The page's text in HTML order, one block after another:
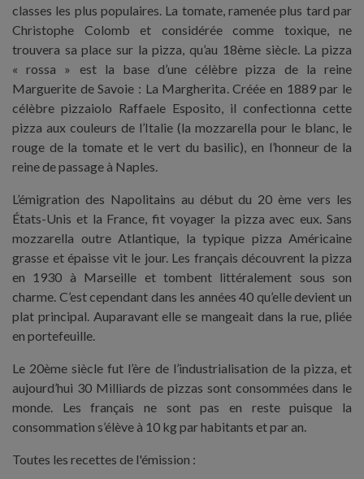
classes les plus populaires. La tomate, ramenée plus tard par
Christophe Colomb et considérée comme toxique, ne
trouvera sa place sur la pizza, qu’au 18ème siècle. La pizza
« rossa » est la base d’une célèbre pizza de la reine
Marguerite de Savoie : La Margherita. Créée en 1889 par le
célèbre pizzaiolo Raffaele Esposito, il confectionna cette
pizza aux couleurs de l’Italie (la mozzarella pour le blanc, le
rouge de la tomate et le vert du basilic), en l’honneur de la
reine de passage à Naples.
L’émigration des Napolitains au début du 20 ème vers les
États-Unis et la France, fit voyager la pizza avec eux. Sans
mozzarella outre Atlantique, la typique pizza Américaine
grasse et épaisse vit le jour. Les français découvrent la pizza
en 1930 à Marseille et tombent littéralement sous son
charme. C’est cependant dans les années 40 qu’elle devient un
plat principal. Auparavant elle se mangeait dans la rue, pliée
en portefeuille.
Le 20ème siècle fut l’ère de l’industrialisation de la pizza, et
aujourd’hui 30 Milliards de pizzas sont consommées dans le
monde. Les français ne sont pas en reste puisque la
consommation s’élève à 10 kg par habitants et par an.
Toutes les recettes de l'émission :